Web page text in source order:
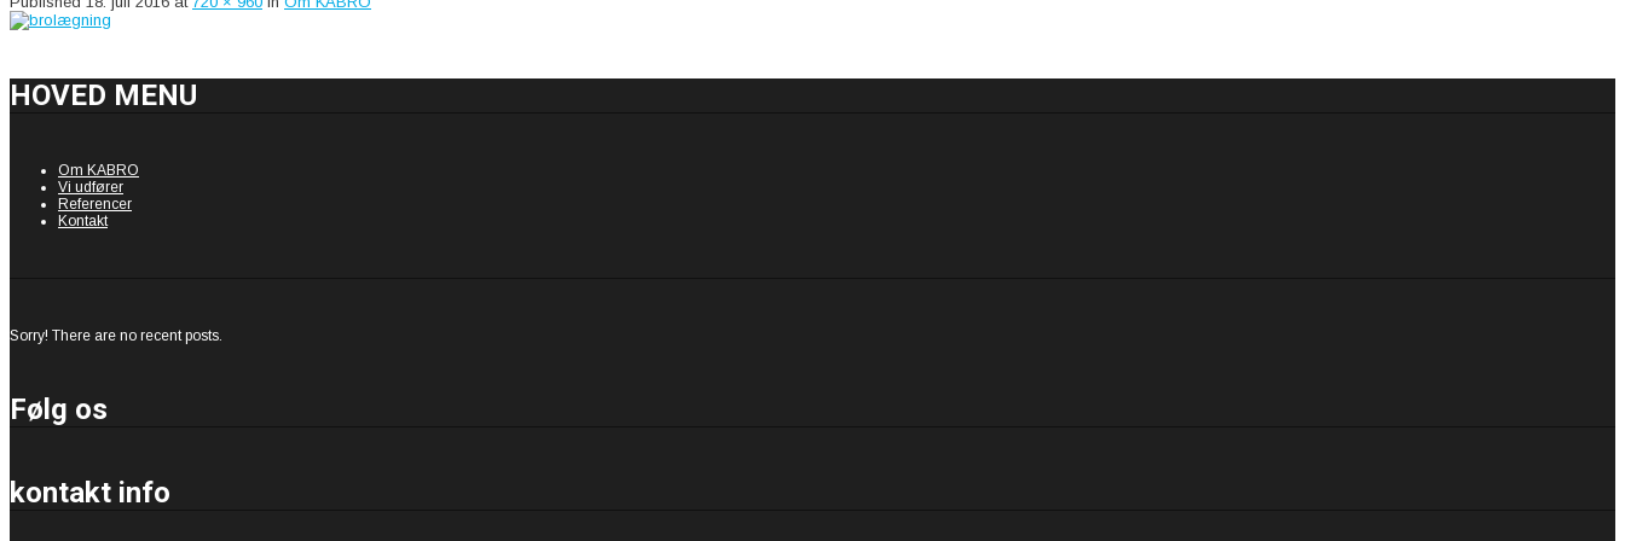
HOVED MENU
Om KABRO
Vi udfører
Referencer
Kontakt
Sorry! There are no recent posts.
Følg os
kontakt info